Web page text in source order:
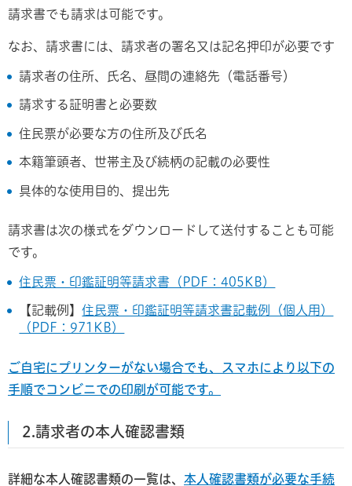
請求書でも請求は可能です。
なお、請求書には、請求者の署名又は記名押印が必要です
請求者の住所、氏名、昼間の連絡先（電話番号）
請求する証明書と必要数
住民票が必要な方の住所及び氏名
本籍筆頭者、世帯主及び続柄の記載の必要性
具体的な使用目的、提出先
請求書は次の様式をダウンロードして送付することも可能
です。
住民票・印鑑証明等請求書（PDF：405KB）
【記載例】住民票・印鑑証明等請求書記載例（個人用）
（PDF：971KB）
ご自宅にプリンターがない場合でも、スマホにより以下の
手順でコンビニでの印刷が可能です。
2.請求者の本人確認書類
詳細な本人確認書類の一覧は、 本人確認書類が必要な手続